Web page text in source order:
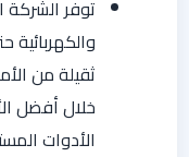
توفر الشركة
ثقيلة من
خلال أفضل
الأدوات